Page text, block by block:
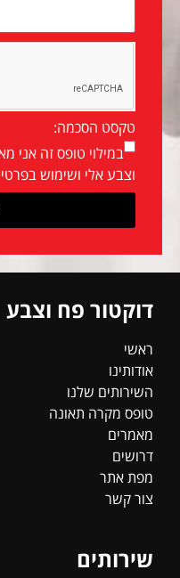
טקסט הסכמה:
במילוי טופס זה
וצבע אלי ושימוש
דוקטור פח וצבע
ראשי
אודותינו
השירותים שלנו
טופס מקרה תאונה
מאמרים
דרושים
מפת אתר
צור קשר
שירותים